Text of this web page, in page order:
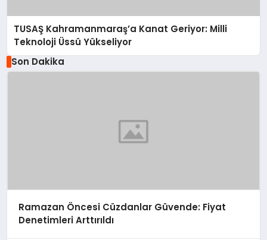
TUSAŞ Kahramanmaraş’a Kanat Geriyor: Milli
Teknoloji Üssü Yükseliyor
Son Dakika
Ramazan Öncesi Cüzdanlar Güvende: Fiyat
Denetimleri Arttırıldı